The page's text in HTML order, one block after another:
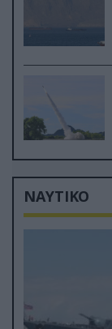
ΝΑΥΤΙΚΟ